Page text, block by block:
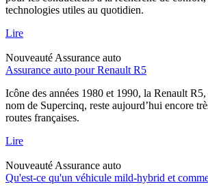
technologies utiles au quotidien.
Lire
Nouveauté Assurance auto
Assurance auto pour Renault R5
Icône des années 1980 et 1990, la Renault
nom de Supercinq, reste aujourd’hui encore
routes françaises.
Lire
Nouveauté Assurance auto
Qu'est-ce qu'un véhicule mild-hybrid et